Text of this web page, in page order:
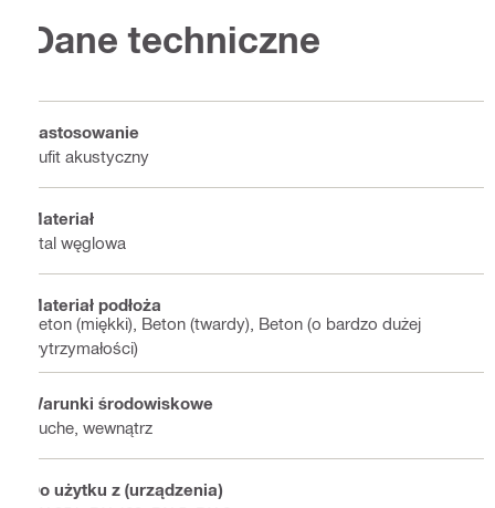
Dane techniczne
Zastosowanie
Sufit akustyczny
Materiał
Stal węglowa
Materiał podłoża
Beton (miękki), Beton (twardy), Beton (o bardzo dużej
wytrzymałości)
Warunki środowiskowe
Suche, wewnątrz
Do użytku z (urządzenia)